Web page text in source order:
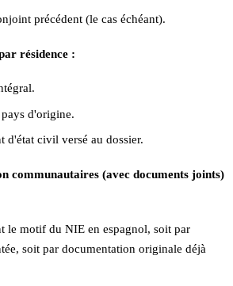
précédent (le cas échéant).
résidence :
d'origine.
d'état civil versé au dossier.
communautaires (avec documents joints)
le motif du NIE en espagnol, soit par
soit par documentation originale déjà